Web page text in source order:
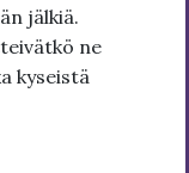
jälkiä.
ne
kyseistä